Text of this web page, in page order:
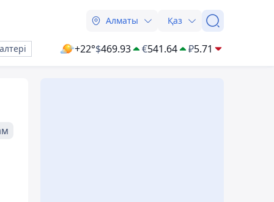
Алматы Қаз
+22°$469.93 €541.64 ₽5.71